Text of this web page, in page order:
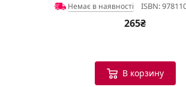
Немає в наявності ISBN:
265₴
В корзину